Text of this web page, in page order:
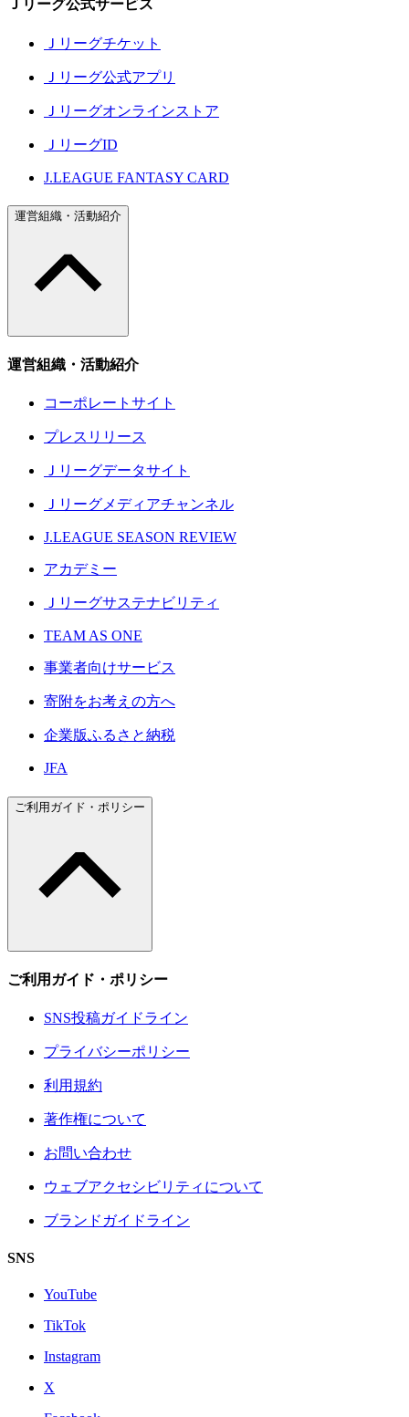
Ｊリーグ公式サービス
Ｊリーグチケット
Ｊリーグ公式アプリ
Ｊリーグオンラインストア
ＪリーグID
J.LEAGUE FANTASY CARD
運営組織・活動紹介
運営組織・活動紹介
コーポレートサイト
プレスリリース
Ｊリーグデータサイト
Ｊリーグメディアチャンネル
J.LEAGUE SEASON REVIEW
アカデミー
Ｊリーグサステナビリティ
TEAM AS ONE
事業者向けサービス
寄附をお考えの方へ
企業版ふるさと納税
JFA
ご利用ガイド・ポリシー
ご利用ガイド・ポリシー
SNS投稿ガイドライン
プライバシーポリシー
利用規約
著作権について
お問い合わせ
ウェブアクセシビリティについて
ブランドガイドライン
SNS
YouTube
TikTok
Instagram
X